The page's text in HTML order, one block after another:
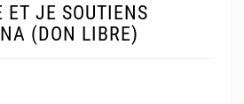
ET JE SOUTIENS
(DON LIBRE)